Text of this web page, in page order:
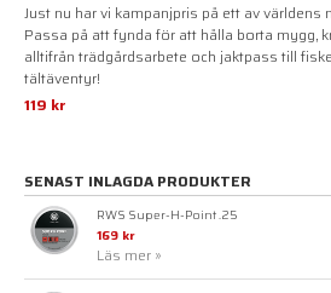
Just nu har vi kampanjpris på ett av
Passa på att fynda för att hålla borta mygg,
alltifrån trädgårdsarbete och jaktpass till
tältäventyr!
119 kr
SENAST INLAGDA PRODUKTER
RWS Super-H-Point .25
169 kr
Läs mer »